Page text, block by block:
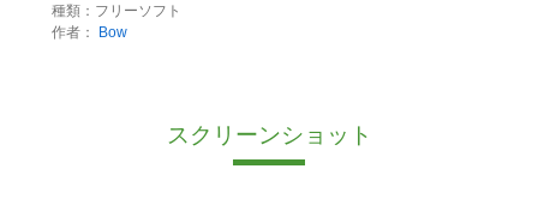
種類：フリーソフト
作者：
Bow
スクリーンショット